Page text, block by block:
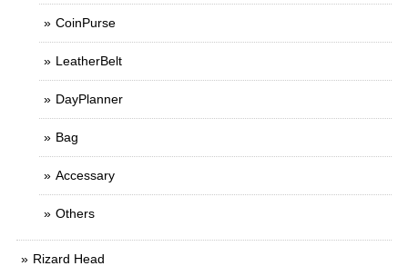
CoinPurse
LeatherBelt
DayPlanner
Bag
Accessary
Others
Rizard Head